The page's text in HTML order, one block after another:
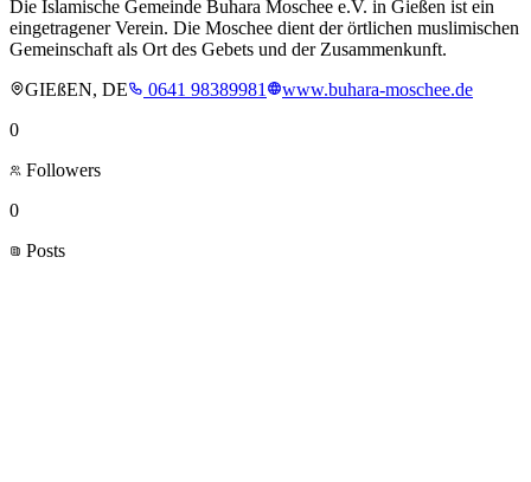
Die Islamische Gemeinde Buhara Moschee e.V. in Gießen ist ein
eingetragener Verein. Die Moschee dient der örtlichen muslimischen
Gemeinschaft als Ort des Gebets und der Zusammenkunft.
GIEßEN, DE
0641 98389981
www.buhara-moschee.de
0
Followers
0
Posts